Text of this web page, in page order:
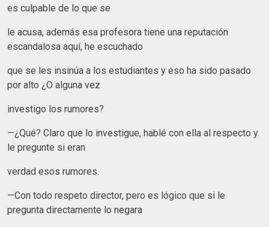
es culpable de lo que se
le acusa, además esa profesora tiene una reputación
escandalosa aquí, he escuchado
que se les insinúa a los estudiantes y eso ha sido pasado
por alto ¿O alguna vez
investigo los rumores?
—¿Qué? Claro que lo investigue, hablé con ella al respecto y
le pregunte si eran
verdad esos rumores.
—Con todo respeto director, pero es lógico que si le
pregunta directamente lo negara